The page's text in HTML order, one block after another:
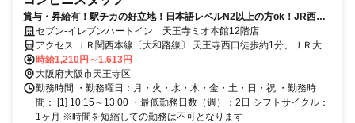
賞与・昇給有！駅チカの好立地！日本語レベルN2以上の方ok！JR西日
本グループ会社運営で安定度抜群！
セブン-イレブンハートイン 天王寺ミオ本館12階店
アクセス ＪＲ関西本線〔大和路線〕 天王寺西口徒歩約1分、ＪＲ大阪
環状線 天王寺西口徒歩約1分、ＪＲ阪和線 天王寺西口徒歩約1分
時給1,210円～1,613円
大阪府大阪市天王寺区
勤務時間 ・勤務曜日：月・火・水・木・金・土・日・祝 ・勤務時
間： [1] 10:15～13:00 ・最低勤務日数（週）：2日 シフトサイクル：
1ヶ月 ※時間を短縮しての勤務は不可となります